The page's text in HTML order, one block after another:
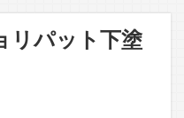
リパット下塗